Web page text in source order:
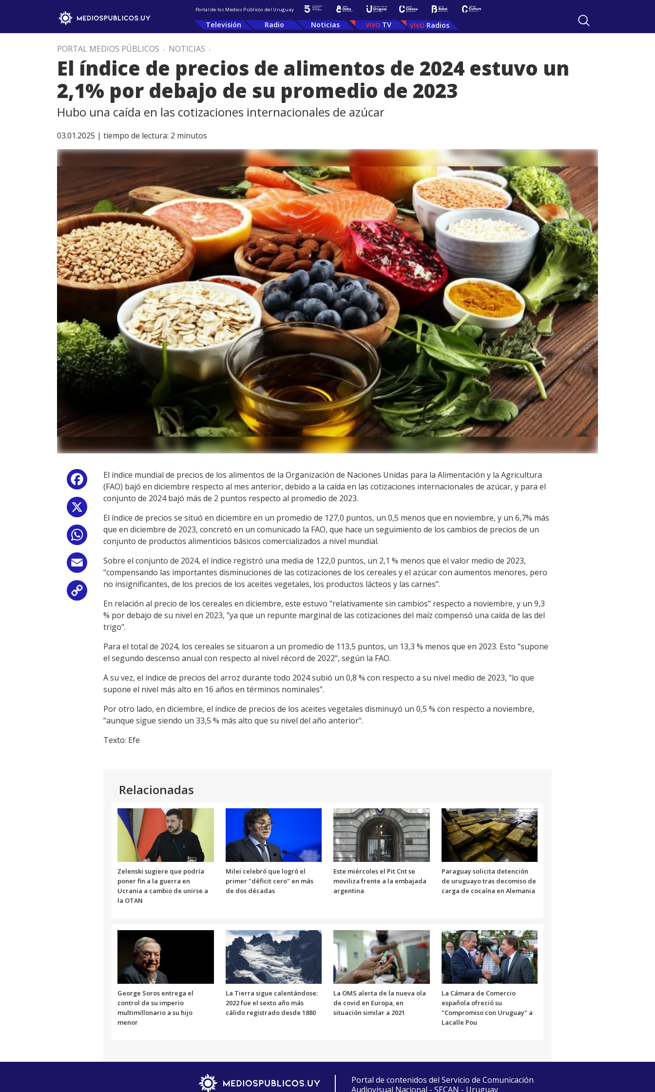
Portal de los Medios Públicos del Uruguay
Televisión Radio Noticias TV Radios
PORTAL MEDIOS PÚBLICOS . NOTICIAS .
El índice de precios de alimentos de 2024 estuvo un
2,1% por debajo de su promedio de 2023
Hubo una caída en las cotizaciones internacionales de azúcar
03.01.2025 | tiempo de lectura: 2 minutos
Facebook
WhatsApp
Email
Link
El índice mundial de precios de los alimentos de la Organización de Naciones Unidas para la Alimentación y la Agricultura
(FAO) bajó en diciembre respecto al mes anterior, debido a la caída en las cotizaciones internacionales de azúcar, y para el
conjunto de 2024 bajó más de 2 puntos respecto al promedio de 2023.
El índice de precios se situó en diciembre en un promedio de 127,0 puntos, un 0,5 menos que en noviembre, y un 6,7% más
que en diciembre de 2023, concretó en un comunicado la FAO, que hace un seguimiento de los cambios de precios de un
conjunto de productos alimenticios básicos comercializados a nivel mundial.
Sobre el conjunto de 2024, el índice registró una media de 122,0 puntos, un 2,1 % menos que el valor medio de 2023,
"compensando las importantes disminuciones de las cotizaciones de los cereales y el azúcar con aumentos menores, pero
no insignificantes, de los precios de los aceites vegetales, los productos lácteos y las carnes".
En relación al precio de los cereales en diciembre, este estuvo "relativamente sin cambios" respecto a noviembre, y un 9,3
% por debajo de su nivel en 2023, "ya que un repunte marginal de las cotizaciones del maíz compensó una caída de las del
trigo".
Para el total de 2024, los cereales se situaron a un promedio de 113,5 puntos, un 13,3 % menos que en 2023. Esto "supone
el segundo descenso anual con respecto al nivel récord de 2022", según la FAO.
A su vez, el índice de precios del arroz durante todo 2024 subió un 0,8 % con respecto a su nivel medio de 2023, "lo que
supone el nivel más alto en 16 años en términos nominales".
Por otro lado, en diciembre, el índice de precios de los aceites vegetales disminuyó un 0,5 % con respecto a noviembre,
"aunque sigue siendo un 33,5 % más alto que su nivel del año anterior".
Texto: Efe
Relacionadas
Zelenski sugiere que podría
poner fin a la guerra en
Ucrania a cambio de unirse a
la OTAN
Milei celebró que logró el
primer "déficit cero" en más
de dos décadas
Este miércoles el Pit Cnt se
moviliza frente a la embajada
argentina
Paraguay solicita detención
de uruguayo tras decomiso de
carga de cocaína en Alemania
George Soros entrega el
control de su imperio
multimillonario a su hijo
menor
La Tierra sigue calentándose:
2022 fue el sexto año más
cálido registrado desde 1880
La OMS alerta de la nueva ola
de covid en Europa, en
situación similar a 2021
La Cámara de Comercio
española ofreció su
"Compromiso con Uruguay" a
Lacalle Pou
Portal de contenidos del Servicio de Comunicación
Audiovisual Nacional - SECAN - Uruguay